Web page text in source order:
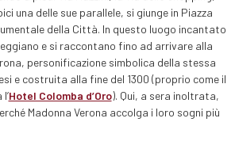
una delle sue parallele, si giunge in Piazza
della Città. In questo luogo incantato
e si raccontano fino ad arrivare alla
personificazione simbolica della stessa
e costruita alla fine del 1300 (proprio come il
Hotel Colomba d’Oro). Qui, a sera inoltrata,
Madonna Verona accolga i loro sogni più